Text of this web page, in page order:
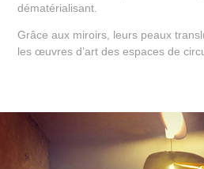
dématérialisant.
Grâce aux miroirs, leurs peaux
les œuvres d’art des espaces de